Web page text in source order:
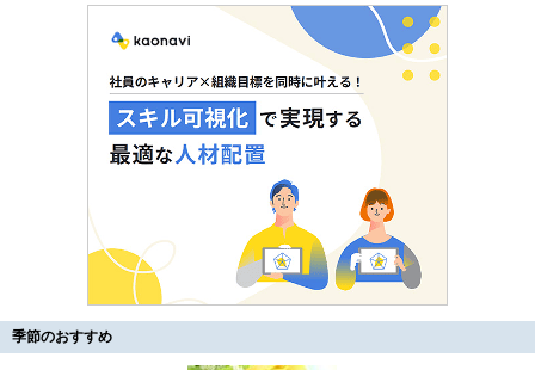
季節のおすすめ